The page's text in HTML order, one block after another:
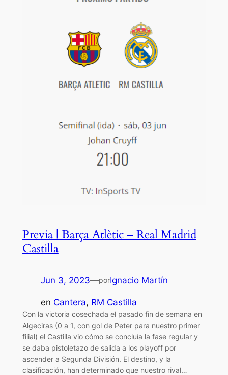
Previa | Barça Atlètic – Real Madrid
Castilla
Jun 3, 2023—porIgnacio Martín
en Cantera, RM Castilla
Con la victoria cosechada el pasado fin de semana en
Algeciras (0 a 1, con gol de Peter para nuestro primer
filial) el Castilla vio cómo se concluía la fase regular y
se daba pistoletazo de salida a los playoff por
ascender a Segunda División. El destino, y la
clasificación, han determinado que nuestro rival…